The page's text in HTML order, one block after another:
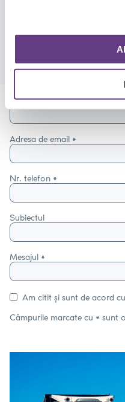
Descărcarea fișierelor
Suport
Numele întreg *
Adresa de email *
Nr. telefon *
Subiectul
Mesajul *
Am citit și sunt de acord cu
Câmpurile marcate cu * sunt